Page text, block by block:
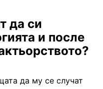
да си
и после
да му се случат